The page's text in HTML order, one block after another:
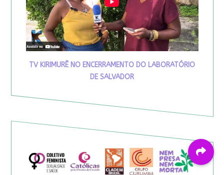
TV KIRIMURÊ NO ENCERRAMENTO DO LABORATÓRIO
DE SALVADOR